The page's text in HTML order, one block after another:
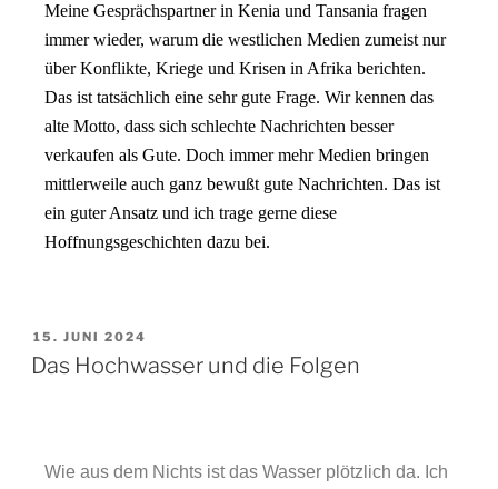
Meine Gesprächspartner in Kenia und Tansania fragen
immer wieder, warum die westlichen Medien zumeist nur
über Konflikte, Kriege und Krisen in Afrika berichten.
Das ist tatsächlich eine sehr gute Frage. Wir kennen das
alte Motto, dass sich schlechte Nachrichten besser
verkaufen als Gute. Doch immer mehr Medien bringen
mittlerweile auch ganz bewußt gute Nachrichten. Das ist
ein guter Ansatz und ich trage gerne diese
Hoffnungsgeschichten dazu bei.
15. JUNI 2024
Das Hochwasser und die Folgen
Wie aus dem Nichts ist das Wasser plötzlich da. ch